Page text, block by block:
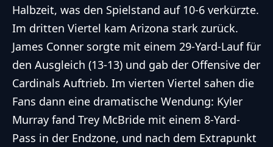
Halbzeit, was den Spielstand auf 10-6 verkürzte.
Im dritten Viertel kam Arizona stark zurück.
James Conner sorgte mit einem 29-Yard-Lauf für
den Ausgleich (13-13) und gab der Offensive der
Cardinals Auftrieb. Im vierten Viertel sahen die
Fans dann eine dramatische Wendung: Kyler
Murray fand Trey McBride mit einem 8-Yard-
Pass in der Endzone, und nach dem Extrapunkt